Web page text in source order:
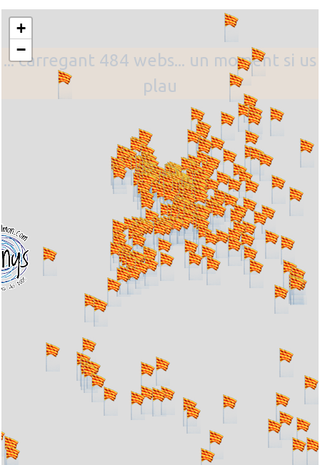
... carregant 484 webs... un moment si us
plau
+
−